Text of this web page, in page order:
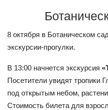
8 октября в Ботаническом
экскурсии-прогулки.
В 13:00 начнется экскурсия
Посетители увидят тропики
под открытым небом,
Стоимость билета для